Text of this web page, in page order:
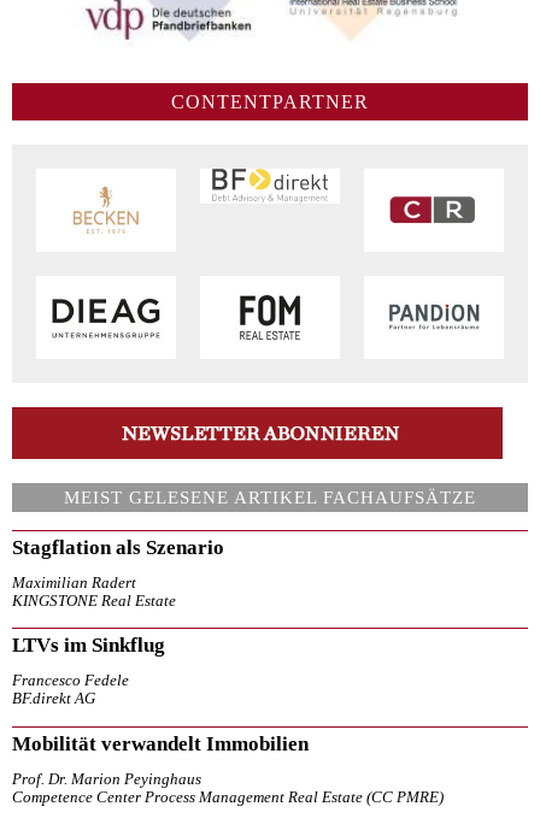
CONTENTPARTNER
MEIST GELESENE ARTIKEL FACHAUFSÄTZE
Stagflation als Szenario
Maximilian Radert
KINGSTONE Real Estate
LTVs im Sinkflug
Francesco Fedele
BF.direkt AG
Mobilität verwandelt Immobilien
Prof. Dr. Marion Peyinghaus
Competence Center Process Management Real Estate (CC PMRE)